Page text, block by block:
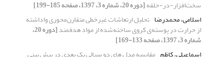
سخت‌افزار-در-حلقه[دوره 20، شماره 3، 1397، صفحه 185-199]
اسلامی، محمدرضا تحلیل ارتعاشات غیرخطی متقارن‌محوری واداشته
از حرارت در پوسته‌ی کروی ساخته‌شده از مواد هدفمند [دوره 20،
شماره 3، 1397، صفحه 133-169]
اسماعیلی، کاظم مقایسه مدل های دو سیالی یک بعدی در پیش بینی